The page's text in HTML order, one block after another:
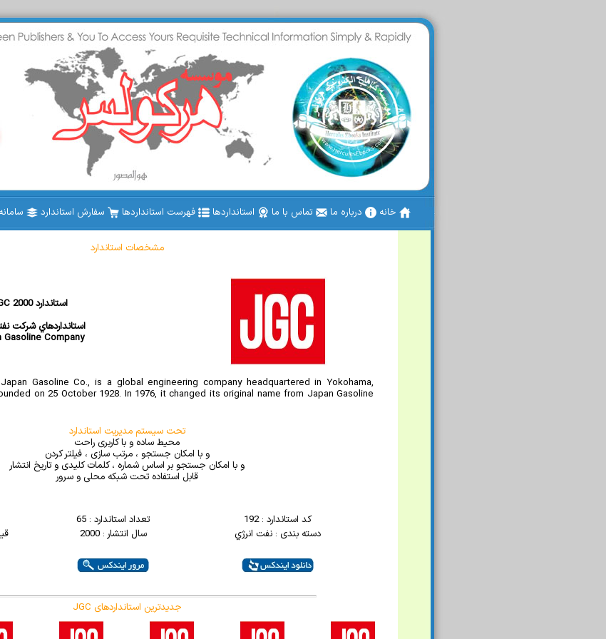
خانه درباره ما تماس با ما استانداردها فهرست استانداردها سفارش استاندارد
مشخصات استاندارد
JGC 2000 استاندارد
استانداردهاي شرکت
Gasoline Company
Gasoline Co., is a global engineering company headquartered in Yokohama,
on 25 October 1928. In 1976, it changed its original name from Japan Gasoline
تحت سیستم مدیریت استاندارد
محیط ساده و با کاربری راحت
و با امکان جستجو ، مرتب سازی ، فیلتر کردن
و با امکان جستجو بر اساس شماره ، کلمات کلیدی و تاریخ انتشار
قابل استفاده تحت شبکه محلی و سرور
تعداد استاندارد : 65
کد استاندارد : 192
سال انتشار : 2000 دسته بندی : نفت انرژي
JGC جدیدترین استانداردهای